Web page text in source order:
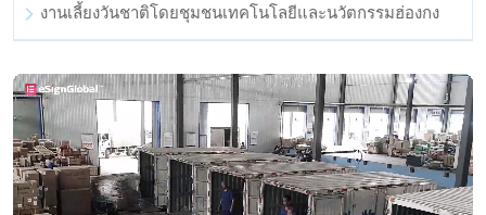
งานเลี้ยงวันชาติโดยชุมชนเทคโนโลยีและนวัตกรรมฮ่องกง